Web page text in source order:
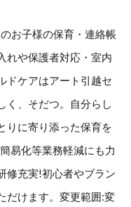
お子様の保育・連絡帳
れや保護者対応・室内
ドケアはアート引越セ
く、そだつ。自分らし
りに寄り添った保育を
易化等業務軽減にも力
修充実!初心者やブラン
だけます。変更範囲:変